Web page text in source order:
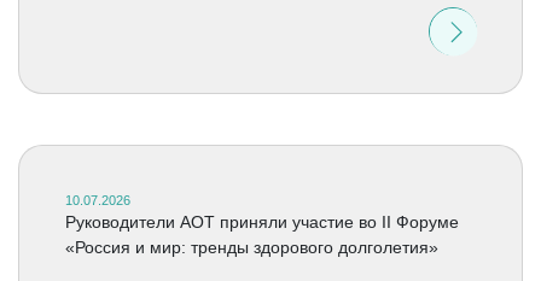
10.07.2026
Руководители АОТ приняли участие во II Форуме
«Россия и мир: тренды здорового долголетия»